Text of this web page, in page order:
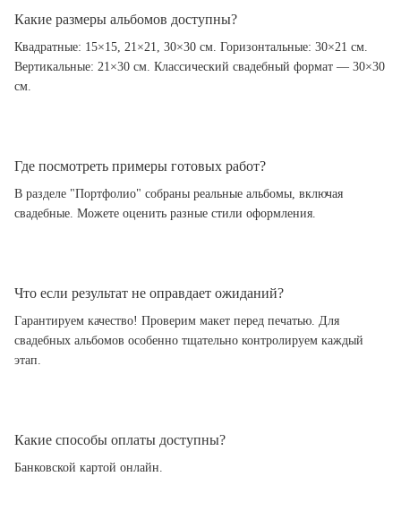
Какие размеры альбомов доступны?
Квадратные: 15×15, 21×21, 30×30 см. Горизонтальные: 30×21 см.
Вертикальные: 21×30 см. Классический свадебный формат — 30×30
см.
Где посмотреть примеры готовых работ?
В разделе "Портфолио" собраны реальные альбомы, включая
свадебные. Можете оценить разные стили оформления.
Что если результат не оправдает ожиданий?
Гарантируем качество! Проверим макет перед печатью. Для
свадебных альбомов особенно тщательно контролируем каждый
этап.
Какие способы оплаты доступны?
Банковской картой онлайн.